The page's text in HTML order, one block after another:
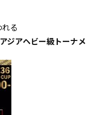
る
ジアヘビー級トーナメ